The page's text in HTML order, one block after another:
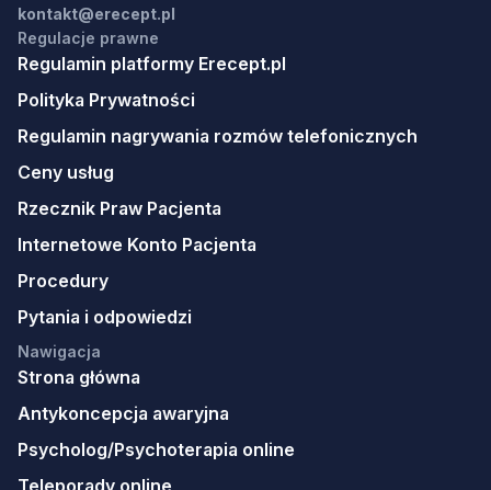
kontakt@erecept.pl
Regulacje prawne
Regulamin platformy Erecept.pl
Polityka Prywatności
Regulamin nagrywania rozmów telefonicznych
Ceny usług
Rzecznik Praw Pacjenta
Internetowe Konto Pacjenta
Procedury
Pytania i odpowiedzi
Nawigacja
Strona główna
Antykoncepcja awaryjna
Psycholog/Psychoterapia online
Teleporady online